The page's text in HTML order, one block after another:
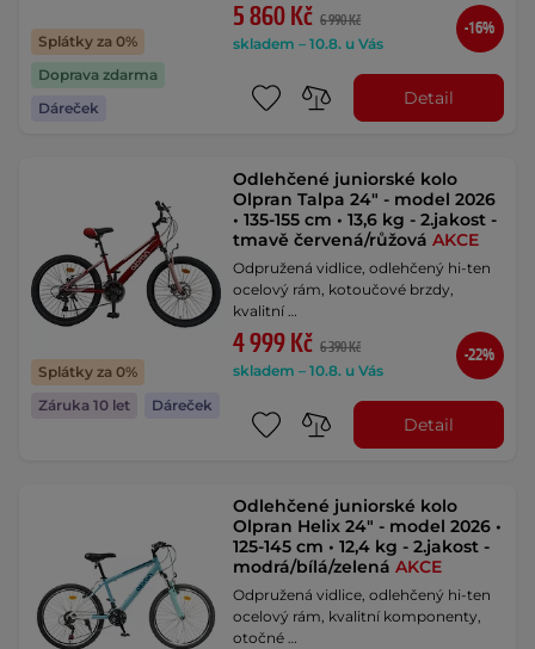
Splátky za 0%
Doprava zdarma
Dáreček
5 860 Kč 6 990 Kč
skladem – 10.8. u Vás
-16%
Detail
Splátky za 0%
Záruka 10 let
Dáreček
Odlehčené juniorské kolo
Olpran Talpa 24" - model 2026
• 135-155 cm • 13,6 kg - 2.jakost -
tmavě červená/růžováAKCE
Odpružená vidlice, odlehčený hi-ten
ocelový rám, kotoučové brzdy,
kvalitní …
4 999 Kč 6 390 Kč
skladem – 10.8. u Vás
-22%
Detail
Odlehčené juniorské kolo
Olpran Helix 24" - model 2026 •
125-145 cm • 12,4 kg - 2.jakost -
modrá/bílá/zelenáAKCE
Odpružená vidlice, odlehčený hi-ten
ocelový rám, kvalitní komponenty,
otočné …